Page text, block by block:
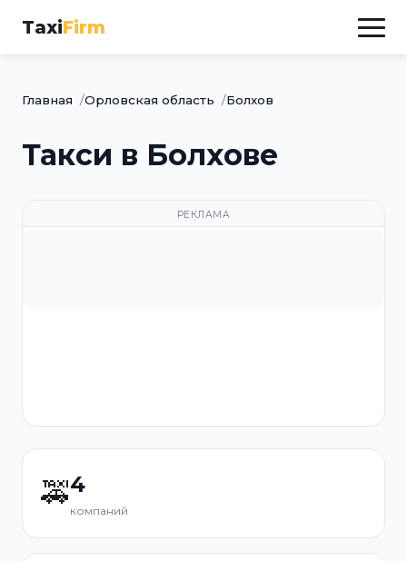
TaxiFirm
Главная Орловская область Болхов
Такси в Болхове
РЕКЛАМА
🚕4
компаний